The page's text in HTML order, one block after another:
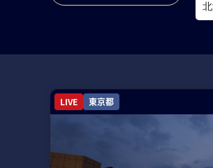
LIVE 東京都